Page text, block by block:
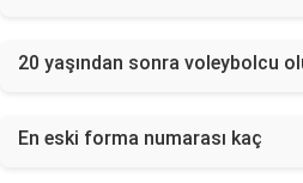
20 yaşından sonra voleybolcu
En eski forma numarası kaç